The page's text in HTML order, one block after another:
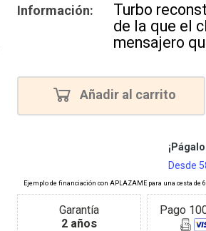
Información:
Turbo
de la que el
mensajero
Añadir al carrito
Garantía
2 años
Pago